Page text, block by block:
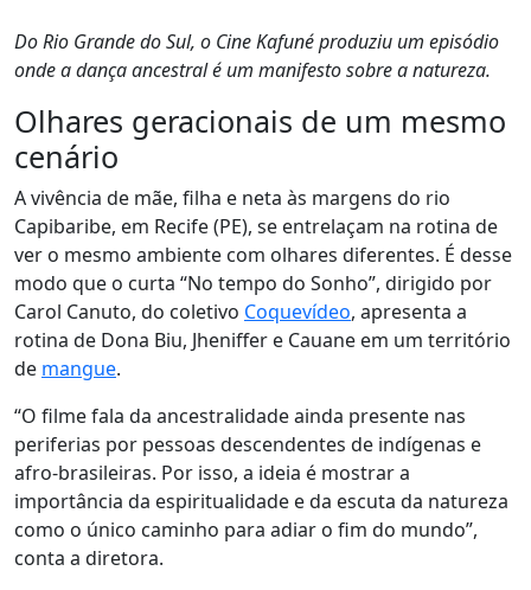
Do Rio Grande do Sul, o Cine Kafuné produziu um episódio
onde a dança ancestral é um manifesto sobre a natureza.
Olhares geracionais de um mesmo
cenário
A vivência de mãe, filha e neta às margens do rio
Capibaribe, em Recife (PE), se entrelaçam na rotina de
ver o mesmo ambiente com olhares diferentes. É desse
modo que o curta “No tempo do Sonho”, dirigido por
Carol Canuto, do coletivo Coquevídeo, apresenta a
rotina de Dona Biu, Jheniffer e Cauane em um território
de mangue.
“O filme fala da ancestralidade ainda presente nas
periferias por pessoas descendentes de indígenas e
afro-brasileiras. Por isso, a ideia é mostrar a
importância da espiritualidade e da escuta da natureza
como o único caminho para adiar o fim do mundo”,
conta a diretora.